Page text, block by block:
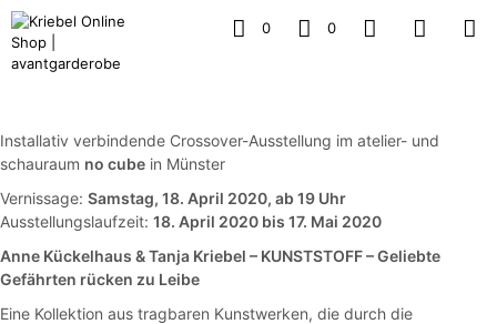
0 0
Installativ verbindende Crossover-Ausstellung im atelier- und
schauraum no cube in Münster
Vernissage: Samstag, 18. April 2020, ab 19 Uhr
Ausstellungslaufzeit: 18. April 2020 bis 17. Mai 2020
Anne Kückelhaus & Tanja Kriebel – KUNSTSTOFF – Geliebte
Gefährten rücken zu Leibe
Eine Kollektion aus tragbaren Kunstwerken, die durch die